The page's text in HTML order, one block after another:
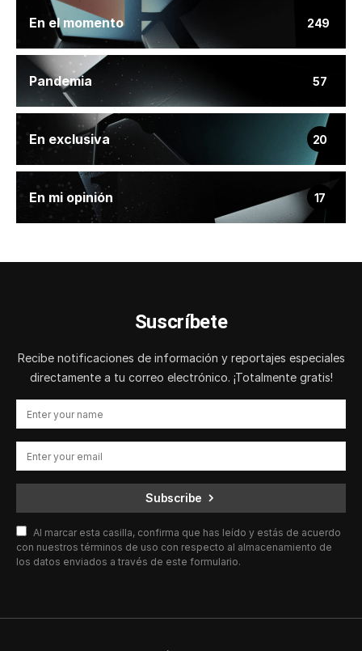
En el momento 249
Pandemia 57
En exclusiva 20
En mi opinión 17
Suscríbete
Recibe notificaciones de información y reportajes especiales
directamente a tu correo electrónico. ¡Totalmente gratis!
Subscribe
Al marcar esta casilla, confirma que has leído y estás de acuerdo
con nuestros términos de uso con respecto al almacenamiento de
los datos enviados a través de este formulario.